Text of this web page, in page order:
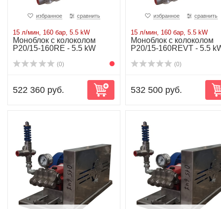
избранное сравнить
15 л/мин, 160 бар, 5.5 kW
Моноблок с колоколом
P20/15-160RE - 5.5 kW
(0)
522 360 руб.
избранное сравнить
15 л/мин, 160 бар, 5.5 kW
Моноблок с колоколом
P20/15-160REVT - 5.5
(0)
532 500 руб.